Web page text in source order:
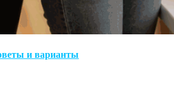
и варианты